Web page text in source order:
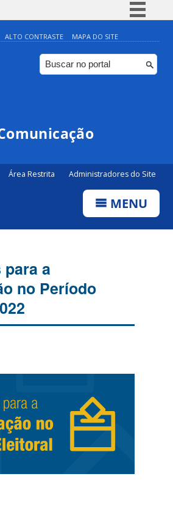
Simplifique!
Comunica BR
Participe
Canais
ALTO CONTRASTE MAPA DO SITE
Área Restrita Administradores do Site
MENU
a
no Período